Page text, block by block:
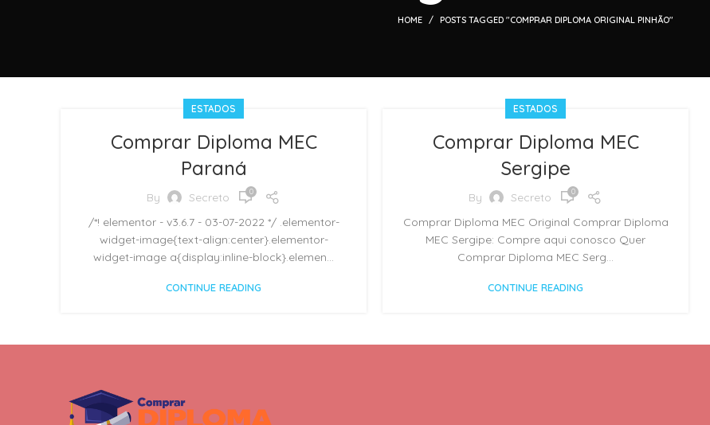
HOME POSTS TAGGED "COMPRAR DIPLOMA ORIGINAL PINHÃO"
ESTADOS
Comprar Diploma MEC
Paraná
By Secreto 0
/*! elementor - v3.6.7 - 03-07-2022 */ .elementor-
widget-image{text-align:center}.elementor-
widget-image a{display:inline-block}.elemen...
CONTINUE READING
ESTADOS
Comprar Diploma MEC
Sergipe
By Secreto 0
Comprar Diploma MEC Original Comprar Diploma
MEC Sergipe: Compre aqui conosco Quer
Comprar Diploma MEC Serg...
CONTINUE READING